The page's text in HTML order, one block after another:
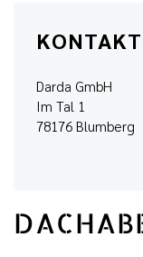
Darda GmbH
Im Tal 1
78176 Blumberg